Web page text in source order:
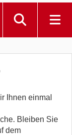
Ihnen einmal
Bleiben Sie
dem